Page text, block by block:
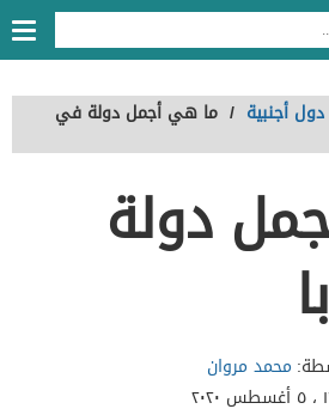
دول أجنبية / ما هي أجمل دولة في
دولة
محمد مروان